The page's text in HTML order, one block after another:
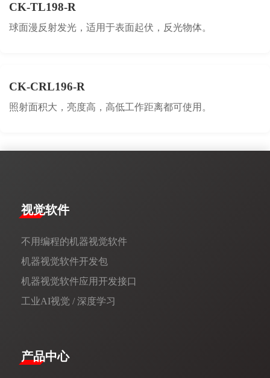
CK-TL198-R
球面漫反射发光，适用于表面起伏，反光物体。
CK-CRL196-R
照射面积大，亮度高，高低工作距离都可使用。
视觉软件
不用编程的机器视觉软件
机器视觉软件开发包
机器视觉软件应用开发接口
工业AI视觉 / 深度学习
产品中心